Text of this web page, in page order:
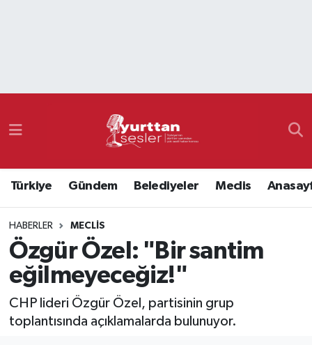
Türkiye Gündem Belediyeler Meclis
HABERLER MECLIS
Özgür Özel: "Bir santim
eğilmeyeceğiz!"
CHP lideri Özgür Özel, partisinin grup
toplantısında açıklamalarda bulunuyor.
Namaz Vakitleri
Süper Lig Puan Durumu ve Fikstür
Tüm Manşetler
Son Dakika Haberleri
Haber Arşivi